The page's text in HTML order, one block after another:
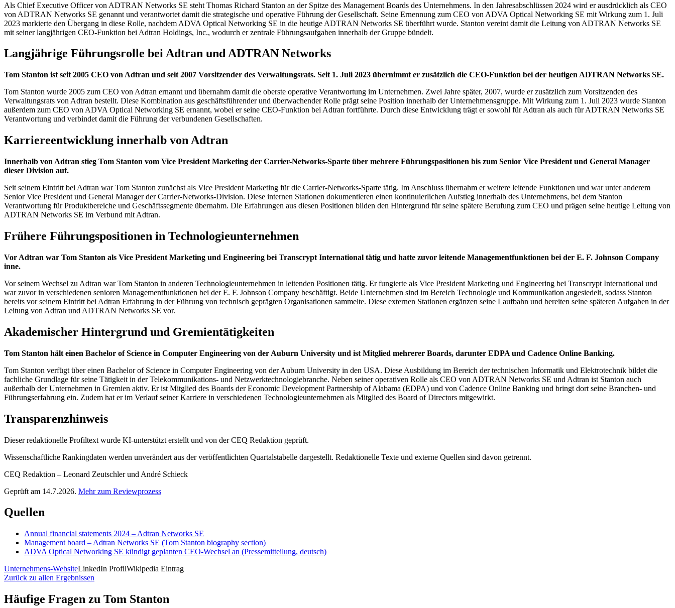
Als Chief Executive Officer von ADTRAN Networks SE steht Thomas Richard Stanton an der Spitze des Management Boards des Unternehmens. In den Jahresabschlüssen 2024 wird er ausdrücklich als CEO
von ADTRAN Networks SE genannt und verantwortet damit die strategische und operative Führung der Gesellschaft. Seine Ernennung zum CEO von ADVA Optical Networking SE mit Wirkung zum 1. Juli
2023 markierte den Übergang in diese Rolle, nachdem ADVA Optical Networking SE in die heutige ADTRAN Networks SE überführt wurde. Stanton vereint damit die Leitung von ADTRAN Networks SE
mit seiner langjährigen CEO-Funktion bei Adtran Holdings, Inc., wodurch er zentrale Führungsaufgaben innerhalb der Gruppe bündelt.
Langjährige Führungsrolle bei Adtran und ADTRAN Networks
Tom Stanton ist seit 2005 CEO von Adtran und seit 2007 Vorsitzender des Verwaltungsrats. Seit 1. Juli 2023 übernimmt er zusätzlich die CEO-Funktion bei der heutigen ADTRAN Networks SE.
Tom Stanton wurde 2005 zum CEO von Adtran ernannt und übernahm damit die oberste operative Verantwortung im Unternehmen. Zwei Jahre später, 2007, wurde er zusätzlich zum Vorsitzenden des
Verwaltungsrats von Adtran bestellt. Diese Kombination aus geschäftsführender und überwachender Rolle prägt seine Position innerhalb der Unternehmensgruppe. Mit Wirkung zum 1. Juli 2023 wurde Stanton
außerdem zum CEO von ADVA Optical Networking SE ernannt, wobei er seine CEO-Funktion bei Adtran fortführte. Durch diese Entwicklung trägt er sowohl für Adtran als auch für ADTRAN Networks SE
Verantwortung und verbindet damit die Führung der verbundenen Gesellschaften.
Karriereentwicklung innerhalb von Adtran
Innerhalb von Adtran stieg Tom Stanton vom Vice President Marketing der Carrier-Networks-Sparte über mehrere Führungspositionen bis zum Senior Vice President und General Manager
dieser Division auf.
Seit seinem Eintritt bei Adtran war Tom Stanton zunächst als Vice President Marketing für die Carrier-Networks-Sparte tätig. Im Anschluss übernahm er weitere leitende Funktionen und war unter anderem
Senior Vice President und General Manager der Carrier-Networks-Division. Diese internen Stationen dokumentieren einen kontinuierlichen Aufstieg innerhalb des Unternehmens, bei dem Stanton
Verantwortung für Produktbereiche und Geschäftssegmente übernahm. Die Erfahrungen aus diesen Positionen bilden den Hintergrund für seine spätere Berufung zum CEO und prägen seine heutige Leitung von
ADTRAN Networks SE im Verbund mit Adtran.
Frühere Führungspositionen in Technologieunternehmen
Vor Adtran war Tom Stanton als Vice President Marketing und Engineering bei Transcrypt International tätig und hatte zuvor leitende Managementfunktionen bei der E. F. Johnson Company
inne.
Vor seinem Wechsel zu Adtran war Tom Stanton in anderen Technologieunternehmen in leitenden Positionen tätig. Er fungierte als Vice President Marketing und Engineering bei Transcrypt International und
war zuvor in verschiedenen senioren Managementfunktionen bei der E. F. Johnson Company beschäftigt. Beide Unternehmen sind im Bereich Technologie und Kommunikation angesiedelt, sodass Stanton
bereits vor seinem Eintritt bei Adtran Erfahrung in der Führung von technisch geprägten Organisationen sammelte. Diese externen Stationen ergänzen seine Laufbahn und bereiten seine späteren Aufgaben in der
Leitung von Adtran und ADTRAN Networks SE vor.
Akademischer Hintergrund und Gremientätigkeiten
Tom Stanton hält einen Bachelor of Science in Computer Engineering von der Auburn University und ist Mitglied mehrerer Boards, darunter EDPA und Cadence Online Banking.
Tom Stanton verfügt über einen Bachelor of Science in Computer Engineering von der Auburn University in den USA. Diese Ausbildung im Bereich der technischen Informatik und Elektrotechnik bildet die
fachliche Grundlage für seine Tätigkeit in der Telekommunikations- und Netzwerktechnologiebranche. Neben seiner operativen Rolle als CEO von ADTRAN Networks SE und Adtran ist Stanton auch
außerhalb der Unternehmen in Gremien aktiv. Er ist Mitglied des Boards der Economic Development Partnership of Alabama (EDPA) und von Cadence Online Banking und bringt dort seine Branchen- und
Führungserfahrung ein. Zudem hat er im Verlauf seiner Karriere in verschiedenen Technologieunternehmen als Mitglied des Board of Directors mitgewirkt.
Transparenzhinweis
Dieser redaktionelle Profiltext wurde KI-unterstützt erstellt und von der CEQ Redaktion geprüft.
Wissenschaftliche Rankingdaten werden unverändert aus der veröffentlichten Quartalstabelle dargestellt. Redaktionelle Texte und externe Quellen sind davon getrennt.
CEQ Redaktion – Leonard Zeutschler und André Schieck
Geprüft am 14.7.2026. Mehr zum Reviewprozess
Quellen
Annual financial statements 2024 – Adtran Networks SE
Management board – Adtran Networks SE (Tom Stanton biography section)
ADVA Optical Networking SE kündigt geplanten CEO-Wechsel an (Pressemitteilung, deutsch)
Unternehmens-WebsiteLinkedIn ProfilWikipedia Eintrag
Zurück zu allen Ergebnissen
Häufige Fragen zu Tom Stanton